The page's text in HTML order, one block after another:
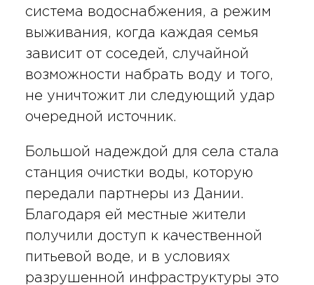
система водоснабжения, а режим
выживания, когда каждая семья
зависит от соседей, случайной
возможности набрать воду и того,
не уничтожит ли следующий удар
очередной источник.
Большой надеждой для села стала
станция очистки воды, которую
передали партнеры из Дании.
Благодаря ей местные жители
получили доступ к качественной
питьевой воде, и в условиях
разрушенной инфраструктуры это